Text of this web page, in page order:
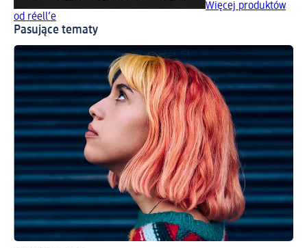
Więcej produktów
od réell‘e
Pasujące tematy